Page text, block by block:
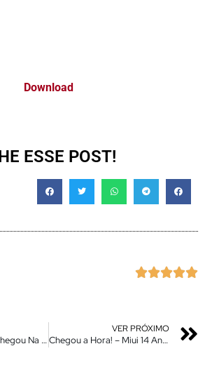
Download
ESSE POST!

Instale Agora um dos Melhores Temas Estilo iOS Control Center
VER PRÓXIMO
Chegou a Hora! – Miui 14 Android 13 – Novas Atualizações Liberadas – Redmi – Poco – Mi